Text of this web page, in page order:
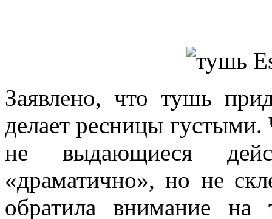
Заявлено, что тушь
делает ресницы
не выдающиеся
«драматично», но не
обратила внимание